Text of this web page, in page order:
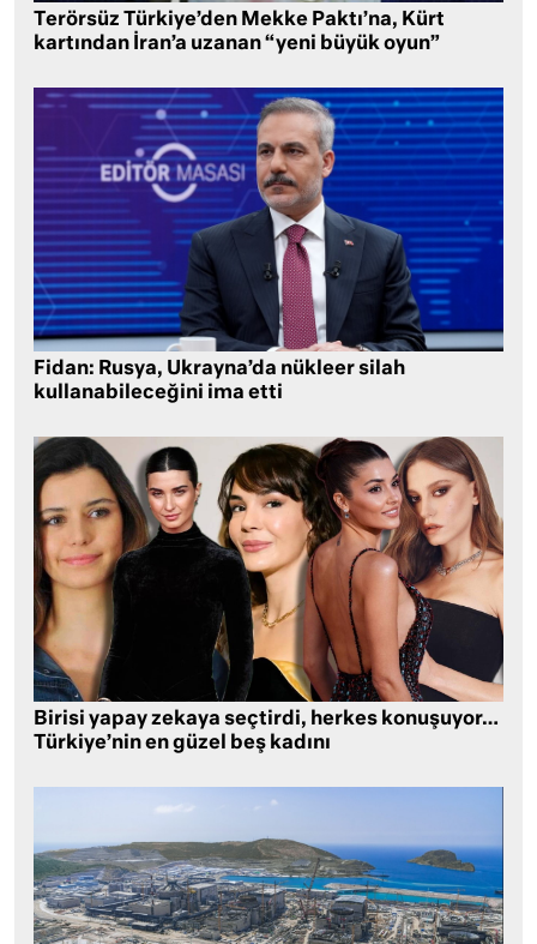
Terörsüz Türkiye’den Mekke Paktı’na, Kürt
kartından İran’a uzanan “yeni büyük oyun”
Fidan: Rusya, Ukrayna’da nükleer silah
kullanabileceğini ima etti
Birisi yapay zekaya seçtirdi, herkes konuşuyor…
Türkiye’nin en güzel beş kadını